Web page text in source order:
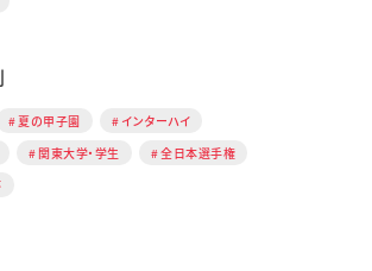
夏の甲子園
インターハイ
関東大学・学生
全日本選手権